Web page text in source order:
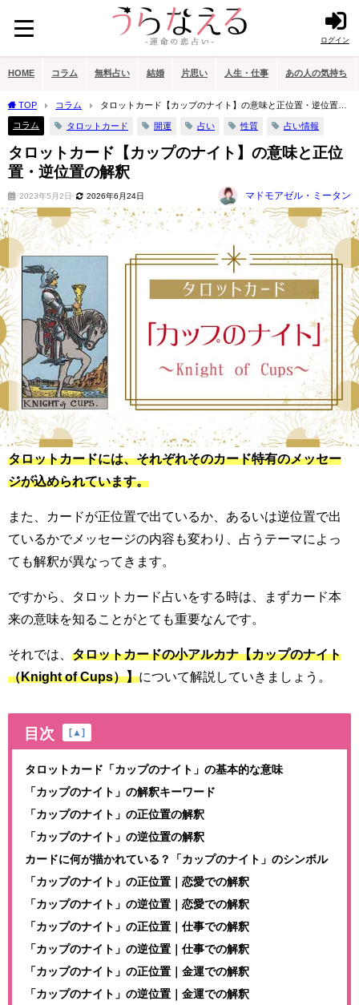
ログイン
HOME コラム 無料占い 結婚 片思い 人生・仕事 あの人の気持ち
TOP コラム
タロットカード【カップのナイト】の意味と正位置・逆位置の
解釈
コラム タロットカード 開運 占い 性質 占い情報
タロットカード【カップのナイト】の意味と正位
置・逆位置の解釈
2023年5月2日 2026年6月24日 マドモアゼル・ミータン
タロットカードには、それぞれそのカード特有のメッセー
ジが込められています。
また、カードが正位置で出ているか、あるいは逆位置で出
ているかでメッセージの内容も変わり、占うテーマによっ
ても解釈が異なってきます。
ですから、タロットカード占いをする時は、まずカード本
来の意味を知ることがとても重要なんです。
それでは、 タロットカードの小アルカナ【カップのナイト
（Knight of Cups）】について解説していきましょう。
目次 [ ▲ ]
タロットカード「カップのナイト」の基本的な意味
「カップのナイト」の解釈キーワード
「カップのナイト」の正位置の解釈
「カップのナイト」の逆位置の解釈
カードに何が描かれている？「カップのナイト」のシンボル
「カップのナイト」の正位置｜恋愛での解釈
「カップのナイト」の逆位置｜恋愛での解釈
「カップのナイト」の正位置｜仕事での解釈
「カップのナイト」の逆位置｜仕事での解釈
「カップのナイト」の正位置｜金運での解釈
「カップのナイト」の逆位置｜金運での解釈